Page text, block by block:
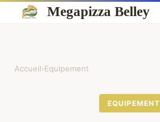
Megapizza Belley
Accueil›Equipement
EQUIPEMENT